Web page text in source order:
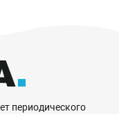
периодического